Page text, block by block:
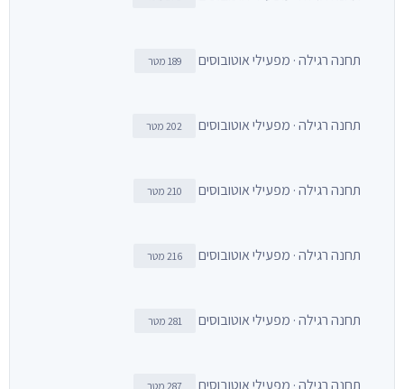
תחנה רגילה · מפעילי אוטובוסים 189 מטר
תחנה רגילה · מפעילי אוטובוסים 202 מטר
תחנה רגילה · מפעילי אוטובוסים 210 מטר
תחנה רגילה · מפעילי אוטובוסים 216 מטר
תחנה רגילה · מפעילי אוטובוסים 281 מטר
287 מטר